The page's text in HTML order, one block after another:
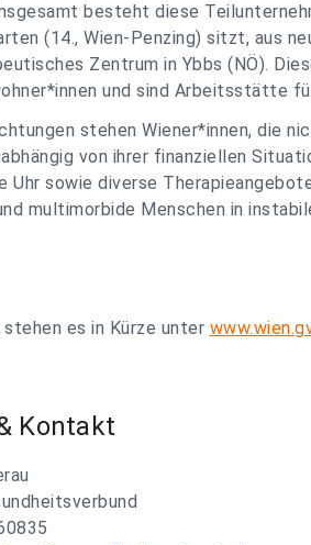
besteht diese
(14., Wien-Penzing) sitzt, aus
Zentrum in Ybbs (NÖ).
und sind Arbeitsstätte
stehen Wiener*innen, die
von ihrer finanziellen
Uhr sowie diverse
multimorbide Menschen in
es in Kürze unter
Kontakt